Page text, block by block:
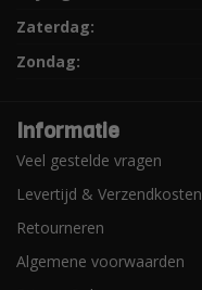
Zaterdag:
Zondag:
Informatie
Veel gestelde vragen
Levertijd & Verzendkosten
Retourneren
Algemene voorwaarden